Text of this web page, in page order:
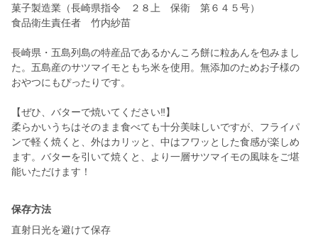
菓子製造業（長崎県指令 ２８上 保衛 第６４５号）
食品衛生責任者 竹内紗苗
長崎県・五島列島の特産品であるかんころ餅に粒あんを包みまし
た。五島産のサツマイモともち米を使用。無添加のためお子様の
おやつにもぴったりです。
【ぜひ、バターで焼いてください‼︎】
柔らかいうちはそのまま食べても十分美味しいですが、フライパ
ンで軽く焼くと、外はカリッと、中はフワッとした食感が楽しめ
ます。バターを引いて焼くと、より一層サツマイモの風味をご堪
保存方法
直射日光を避けて保存